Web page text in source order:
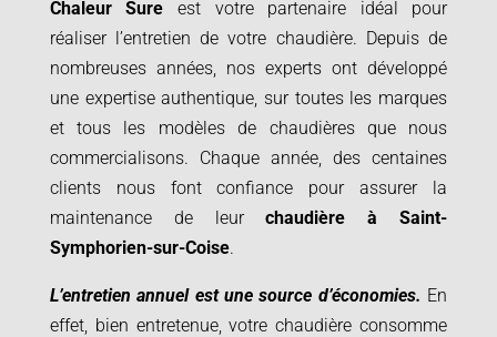
Chaleur Sure est votre partenaire idéal pour
réaliser l’entretien de votre chaudière. Depuis de
nombreuses années, nos experts ont développé
une expertise authentique, sur toutes les marques
et tous les modèles de chaudières que nous
commercialisons. Chaque année, des centaines
clients nous font confiance pour assurer la
maintenance de leurchaudière à
Saint-
Symphorien-sur-Coise.
L’entretien annuel est une source d’économies. En
effet, bien entretenue, votre chaudière consomme